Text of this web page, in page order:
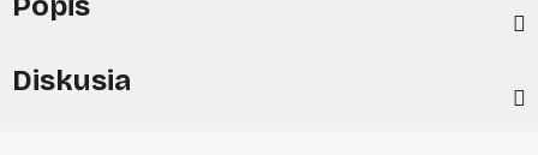
Diskusia